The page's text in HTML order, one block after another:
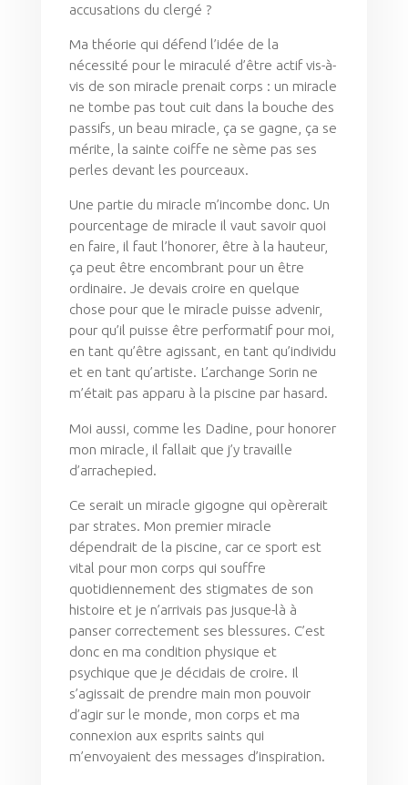
accusations du clergé ?
Ma théorie qui défend l’idée de la
nécessité pour le miraculé d’être actif vis-à-
vis de son miracle prenait corps : un miracle
ne tombe pas tout cuit dans la bouche des
passifs, un beau miracle, ça se gagne, ça se
mérite, la sainte coiffe ne sème pas ses
perles devant les pourceaux.
Une partie du miracle m’incombe donc. Un
pourcentage de miracle il vaut savoir quoi
en faire, il faut l’honorer, être à la hauteur,
ça peut être encombrant pour un être
ordinaire. Je devais croire en quelque
chose pour que le miracle puisse advenir,
pour qu’il puisse être performatif pour moi,
en tant qu’être agissant, en tant qu’individu
et en tant qu’artiste. L’archange Sorin ne
m’était pas apparu à la piscine par hasard.
Moi aussi, comme les Dadine, pour honorer
mon miracle, il fallait que j’y travaille
d’arrachepied.
Ce serait un miracle gigogne qui opèrerait
par strates. Mon premier miracle
dépendrait de la piscine, car ce sport est
vital pour mon corps qui souffre
quotidiennement des stigmates de son
histoire et je n’arrivais pas jusque-là à
panser correctement ses blessures. C’est
donc en ma condition physique et
psychique que je décidais de croire. Il
s’agissait de prendre main mon pouvoir
d’agir sur le monde, mon corps et ma
connexion aux esprits saints qui
m’envoyaient des messages d’inspiration.